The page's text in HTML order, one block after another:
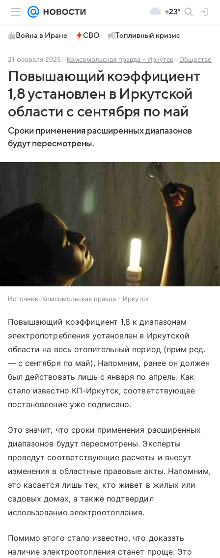
+23°
Война в Иране СВО Топливный кризис
21 февраля 2025 Комсомольская правда - Иркутск Общество
Повышающий коэффициент
1,8 установлен в Иркутской
области с сентября по май
Сроки применения расширенных диапазонов
будут пересмотрены.
Источник: Комсомольская правда - Иркутск
Повышающий коэффициент 1,8 к диапазонам
электропотребления установлен в Иркутской
области на весь отопительный период (прим ред.
— с сентября по май). Напомним, ранее он должен
был действовать лишь с января по апрель. Как
стало известно КП-Иркутск, соответствующее
постановление уже подписано.
Это значит, что сроки применения расширенных
диапазонов будут пересмотрены. Эксперты
проведут соответствующие расчеты и внесут
изменения в областные правовые акты. Напомним,
это касается лишь тех, кто живет в жилых или
садовых домах, а также подтвердил
использование электроотопления.
Помимо этого стало известно, что доказать
наличие электроотопления станет проще. Это